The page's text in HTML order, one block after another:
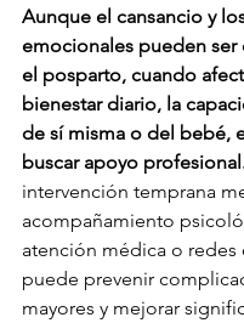
Aunque el cansancio y
emocionales pueden ser
el posparto, cuando
bienestar diario, la
de sí misma o del bebé,
buscar apoyo
intervención temprana
acompañamiento
atención médica o redes
puede prevenir
mayores y mejorar